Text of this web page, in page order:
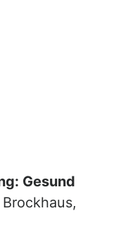
Gesund
Brockhaus,